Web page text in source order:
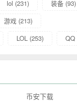
lol (231) 装备 (93)
游戏 (213)
LOL (253) QQ
币安下载